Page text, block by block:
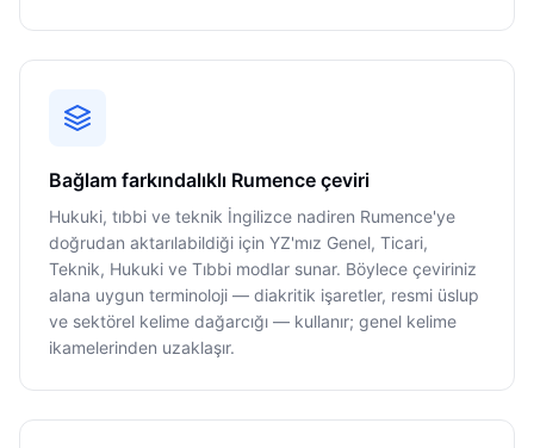
Bağlam farkındalıklı Rumence çeviri
Hukuki, tıbbi ve teknik İngilizce nadiren Rumence'ye
doğrudan aktarılabildiği için YZ'mız Genel, Ticari,
Teknik, Hukuki ve Tıbbi modlar sunar. Böylece çeviriniz
alana uygun terminoloji — diakritik işaretler, resmi üslup
ve sektörel kelime dağarcığı — kullanır; genel kelime
ikamelerinden uzaklaşır.